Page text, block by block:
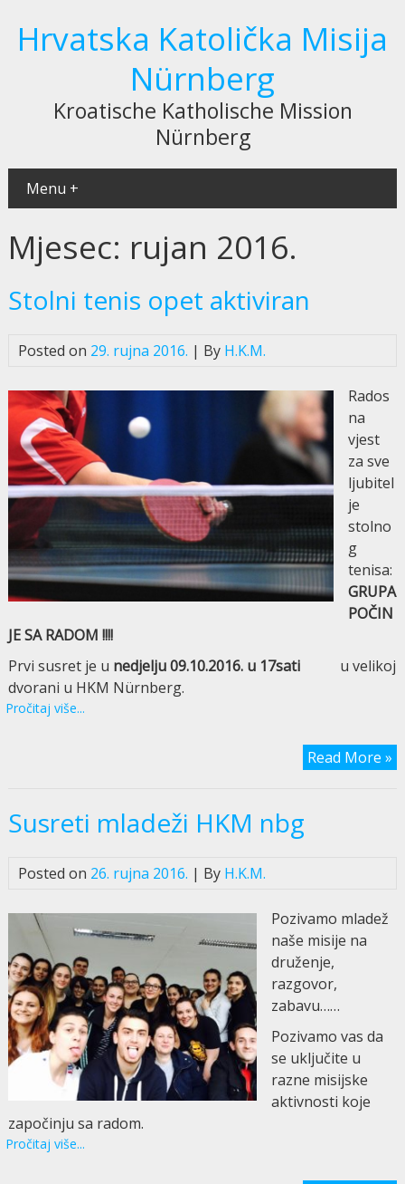
Hrvatska Katolička Misija
Nürnberg
Kroatische Katholische Mission
Nürnberg
Menu +
Mjesec: rujan 2016.
Stolni tenis opet aktiviran
Posted on 29. rujna 2016. | By H.K.M.
Rados
na
vjest
za sve
ljubitel
je
stolno
g
tenisa:
GRUPA
POČIN
JE SA RADOM !!!!
Prvi susret je u nedjelju 09.10.2016. u 17satiu velikoj
dvorani u HKM Nürnberg.
Pročitaj više...
Read More »
Susreti mladeži HKM nbg
Posted on 26. rujna 2016. | By H.K.M.
Pozivamo mladež
naše misije na
druženje,
razgovor,
zabavu……
Pozivamo vas da
se uključite u
razne misijske
aktivnosti koje
započinju sa radom.
Pročitaj više...